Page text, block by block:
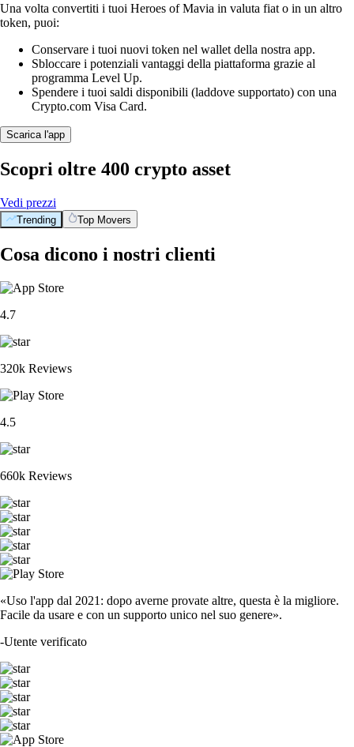
Una volta convertiti i tuoi Heroes of Mavia in valuta fiat o in un altro
token, puoi:
Conservare i tuoi nuovi token nel wallet della nostra app.
Sbloccare i potenziali vantaggi della piattaforma grazie al
programma Level Up.
Spendere i tuoi saldi disponibili (laddove supportato) con una
Crypto.com Visa Card.
Scarica l'app
Scopri oltre 400 crypto asset
Vedi prezzi
Trending Top Movers
Cosa dicono i nostri clienti
4.7
320k Reviews
4.5
660k Reviews
«Uso l'app dal 2021: dopo averne provate altre, questa è la migliore.
Facile da usare e con un supporto unico nel suo genere».
-Utente verificato